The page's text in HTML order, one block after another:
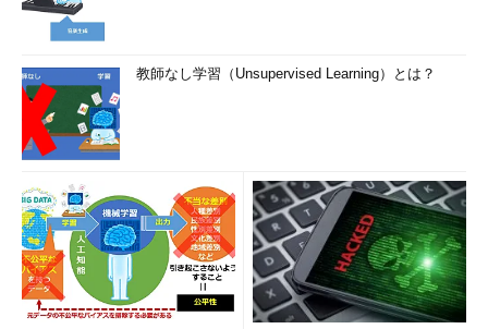
教師なし学習（Unsupervised Learning）とは？